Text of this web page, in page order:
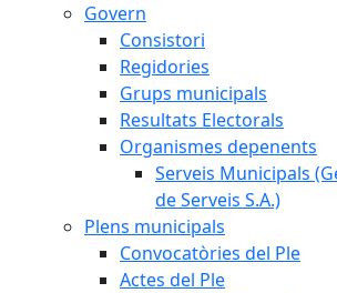
Govern
Consistori
Regidories
Grups municipals
Resultats Electorals
Organismes depenents
Serveis Municipals
de Serveis S.A.)
Plens municipals
Convocatòries del Ple
Actes del Ple